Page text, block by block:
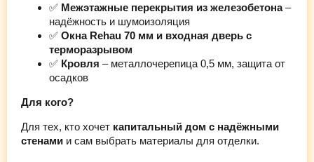
✅ Межэтажные перекрытия из железобетона–
надёжность и шумоизоляция
✅ Окна Rehau 70 мм и входная дверь с
терморазрывом
✅ Кровля – металлочерепица 0,5 мм, защита от
осадков
Для кого?
Для тех, кто хочет капитальный дом с надёжными
стенами и сам выбрать материалы для отделки.